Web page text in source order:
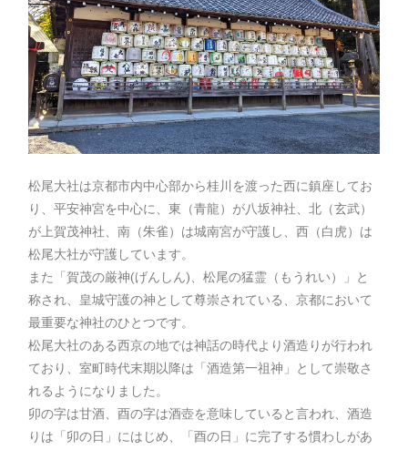
松尾大社は京都市内中心部から桂川を渡った西に鎮座してお
り、平安神宮を中心に、東（青龍）が八坂神社、北（玄武）
が上賀茂神社、南（朱雀）は城南宮が守護し、西（白虎）は
松尾大社が守護しています。
また「賀茂の厳神(げんしん)、松尾の猛霊（もうれい）」と
称され、皇城守護の神として尊崇されている、京都において
最重要な神社のひとつです。
松尾大社のある西京の地では神話の時代より酒造りが行われ
ており、室町時代末期以降は「酒造第一祖神」として崇敬さ
れるようになりました。
卯の字は甘酒、酉の字は酒壺を意味していると言われ、酒造
りは「卯の日」にはじめ、「酉の日」に完了する慣わしがあ